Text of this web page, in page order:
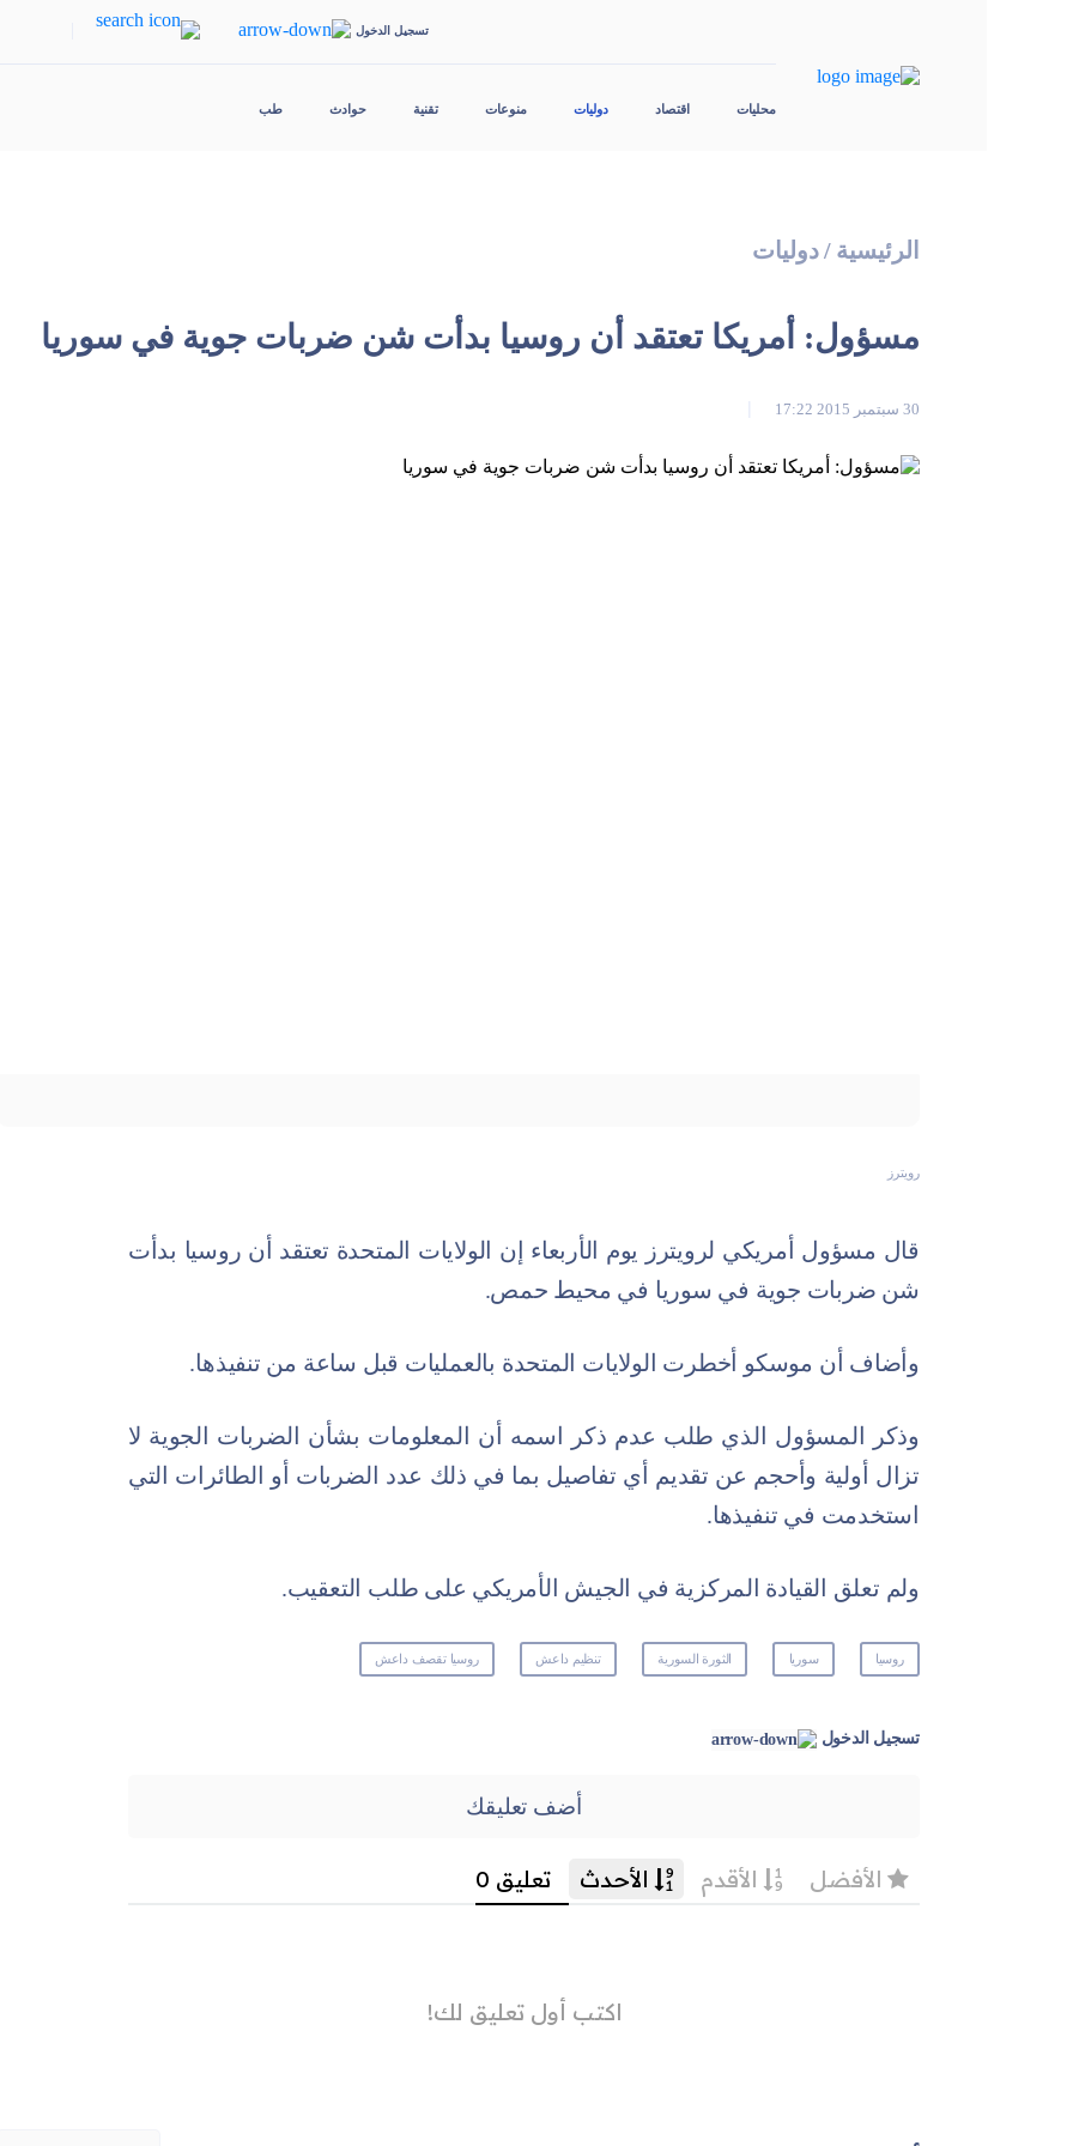
تسجيل الدخول
محليات اقتصاد دوليات منوعات تقنية حوادث طب
الرئيسية /دوليات
مسؤول: أمريكا تعتقد أن روسيا بدأت شن ضربات جوية في سوريا
30 سبتمبر 2015 17:22
رويترز
قال مسؤول أمريكي لرويترز يوم الأربعاء إن الولايات المتحدة تعتقد أن روسيا بدأت
شن ضربات جوية في سوريا في محيط حمص.
وأضاف أن موسكو أخطرت الولايات المتحدة بالعمليات قبل ساعة من تنفيذها.
وذكر المسؤول الذي طلب عدم ذكر اسمه أن المعلومات بشأن الضربات الجوية لا
تزال أولية وأحجم عن تقديم أي تفاصيل بما في ذلك عدد الضربات أو الطائرات التي
استخدمت في تنفيذها.
ولم تعلق القيادة المركزية في الجيش الأمريكي على طلب التعقيب.
روسيا سوريا الثورة السورية تنظيم داعش روسيا تقصف داعش
تسجيل الدخول
أضف تعليقك